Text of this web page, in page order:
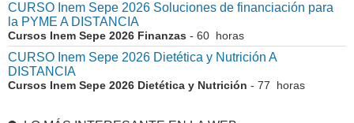
CURSO Inem Sepe 2026 Soluciones de financiación para
la PYME A DISTANCIA
Cursos Inem Sepe 2026 Finanzas - 60 horas
CURSO Inem Sepe 2026 Dietética y Nutrición A
DISTANCIA
Cursos Inem Sepe 2026 Dietética y Nutrición - 77 horas